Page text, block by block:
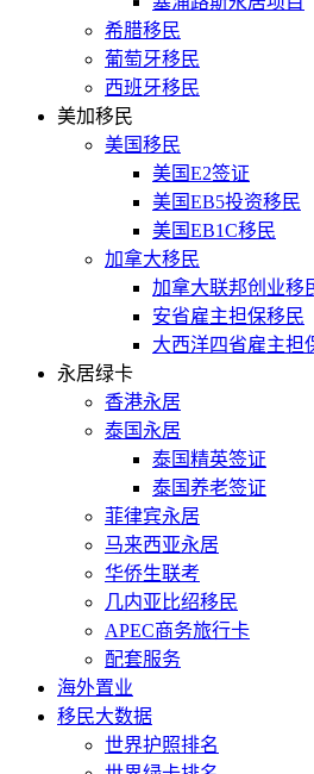
希腊移民
葡萄牙移民
西班牙移民
美加移民
美国移民
美国E2签证
美国EB5投资移民
美国EB1C移民
加拿大移民
加拿大联邦创业移
安省雇主担保移民
大西洋四省雇主担
永居绿卡
香港永居
泰国永居
泰国精英签证
泰国养老签证
菲律宾永居
马来西亚永居
华侨生联考
几内亚比绍移民
APEC商务旅行卡
配套服务
海外置业
移民大数据
世界护照排名